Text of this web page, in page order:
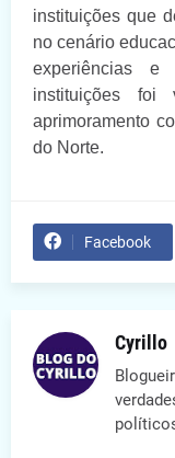
instituições que
no cenário
experiências e
instituições foi
aprimoramento
do Norte.
Facebook
Cyrillo